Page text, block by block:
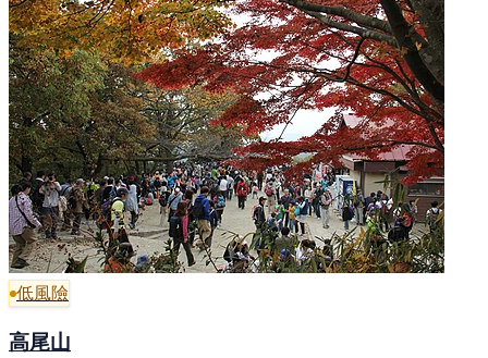
低風險
高尾山